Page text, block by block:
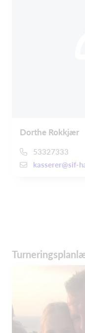
Dorthe Rokkjær
53327333
kasserer@sif-